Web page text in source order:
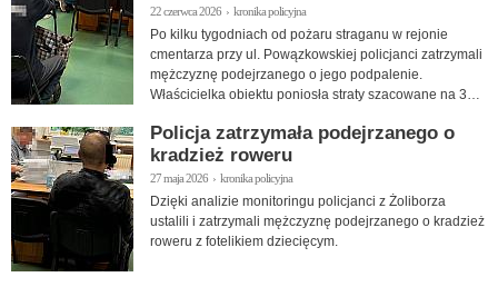
22 czerwca 2026 › kronika policyjna
Po kilku tygodniach od pożaru straganu w rejonie
cmentarza przy ul. Powązkowskiej policjanci zatrzymali
mężczyznę podejrzanego o jego podpalenie.
Właścicielka obiektu poniosła straty szacowane na 30
Policja zatrzymała podejrzanego o
kradzież roweru
27 maja 2026 › kronika policyjna
Dzięki analizie monitoringu policjanci z Żoliborza
ustalili i zatrzymali mężczyznę podejrzanego o kradzież
roweru z fotelikiem dziecięcym.